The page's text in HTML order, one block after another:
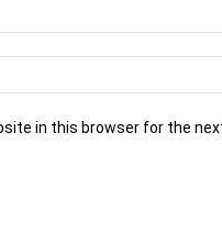
in this browser for the